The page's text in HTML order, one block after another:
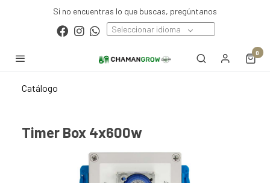
Si no encuentras lo que buscas, pregúntanos
Seleccionar idioma
0
Catálogo
Timer Box 4x600w